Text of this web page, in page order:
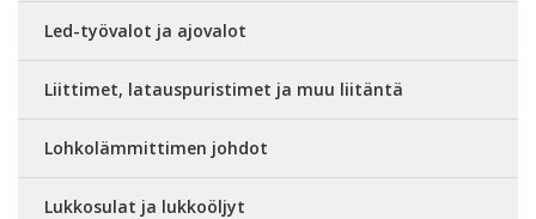
Led-työvalot ja ajovalot
Liittimet, latauspuristimet ja muu liitäntä
Lohkolämmittimen johdot
Lukkosulat ja lukkoöljyt